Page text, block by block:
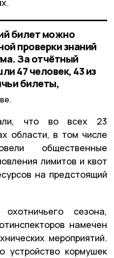
билет можно
проверки знаний
За отчётный
47 человек, 43 из
билеты,
что во всех 23
области, в том числе
общественные
лимитов и квот
на предстоящий
сезона,
намечен
мероприятий.
устройство кормушек